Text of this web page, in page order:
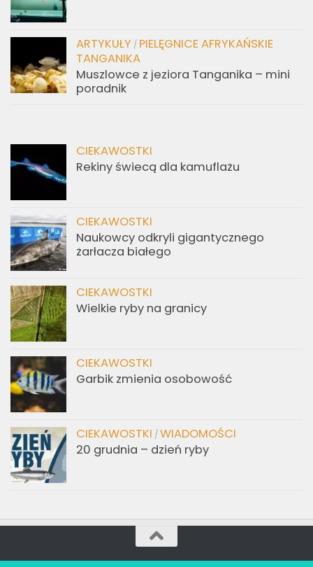
ARTYKUŁY / PIELĘGNICE AFRYKAŃSKIE
TANGANIKA
Muszlowce z jeziora Tanganika – mini
poradnik
CIEKAWOSTKI
Rekiny świecą dla kamuflażu
CIEKAWOSTKI
Naukowcy odkryli gigantycznego
żarłacza białego
CIEKAWOSTKI
Wielkie ryby na granicy
CIEKAWOSTKI
Garbik zmienia osobowość
CIEKAWOSTKI /WIADOMOŚCI
20 grudnia – dzień ryby